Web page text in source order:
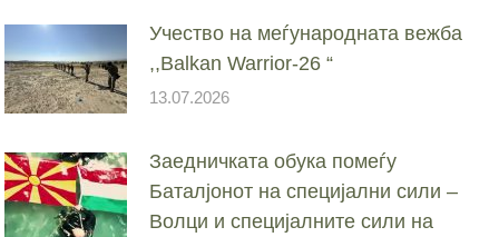
Учество на меѓународната вежба
,,Balkan Warrior-26 “
13.07.2026
Заедничката обука помеѓу
Баталјонот на специјални сили –
Волци и специјалните сили на